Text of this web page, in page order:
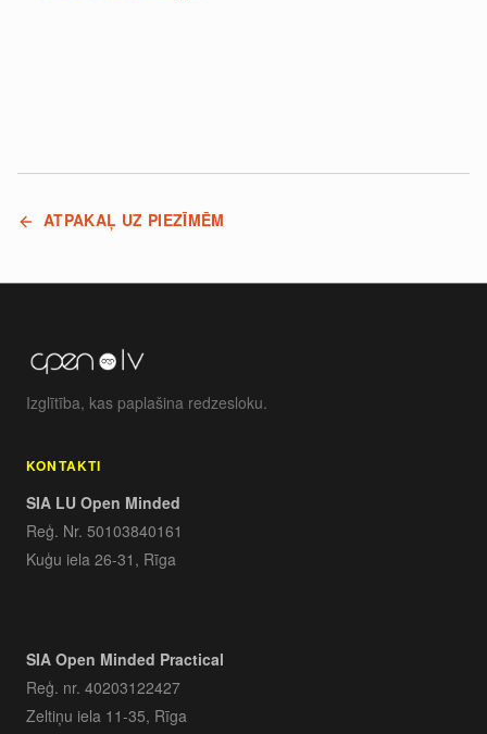
ATPAKAĻ UZ PIEZĪMĒM
Izglītība, kas paplašina redzesloku.
KONTAKTI
SIA LU Open Minded
Reģ. Nr. 50103840161
Kuģu iela 26-31, Rīga
SIA Open Minded Practical
Reģ. nr. 40203122427
Zeltiņu iela 11-35, Rīga